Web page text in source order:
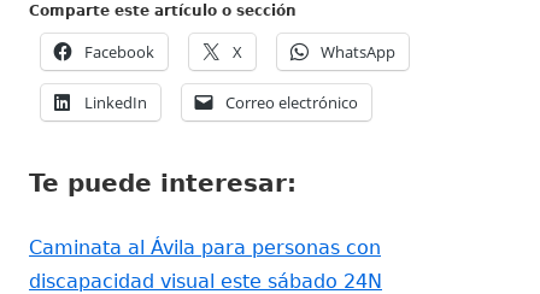
Comparte este artículo o sección
Facebook
en
X
en
una
WhatsApp
en
LinkedIn
en
ventana
Correo electrónico
en
Te puede interesar:
Caminata al Ávila para personas con
discapacidad visual este sábado 24N